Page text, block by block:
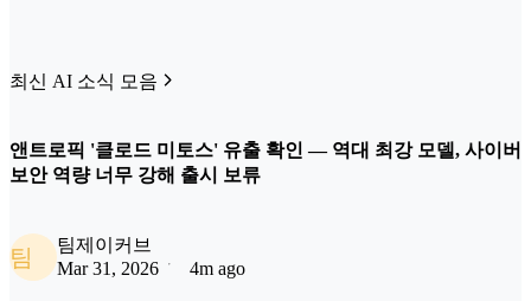
최신 AI 소식 모음
앤트로픽 '클로드 미토스' 유출 확인 — 역대 최강 모델, 사이버
보안 역량 너무 강해 출시 보류
팀
팀제이커브
Mar 31, 2026
4m ago